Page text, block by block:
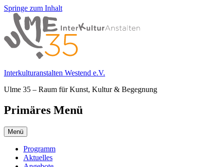
Springe zum Inhalt
Interkulturanstalten Westend e.V.
Ulme 35 – Raum für Kunst, Kultur & Begegnung
Primäres Menü
Menü
Programm
Aktuelles